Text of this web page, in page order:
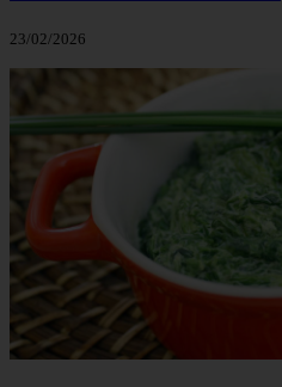
23/02/2026